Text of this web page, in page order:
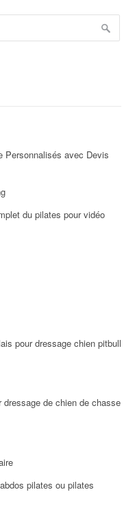
Personnalisés avec Devis
du pilates pour vidéo
pour dressage chien pitbull
de chien de chasse
pilates ou pilates